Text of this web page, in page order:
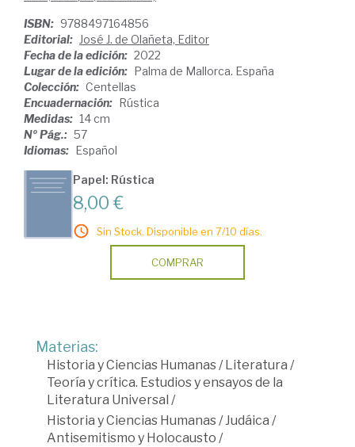
ISBN: 9788497164856
Editorial: José J. de Olañeta, Editor
Fecha de la edición: 2022
Lugar de la edición: Palma de Mallorca. España
Colección: Centellas
Encuadernación: Rústica
Medidas: 14 cm
Nº Pág.: 57
Idiomas: Español
Papel: Rústica
8,00 €
Sin Stock. Disponible en 7/10 días.
COMPRAR
Materias:
Historia y Ciencias Humanas/Literatura /
Teoría y crítica. Estudios y ensayos de la
Literatura Universal /
Historia y Ciencias Humanas/Judáica /
Antisemitismo y Holocausto /